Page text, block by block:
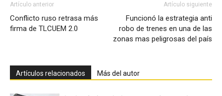
Artículo anterior
Conflicto ruso retrasa más
firma de TLCUEM 2.0
Artículo siguiente
Funcionó la estrategia anti
robo de trenes en una de las
zonas mas peligrosas del país
Artículos relacionados Más del autor